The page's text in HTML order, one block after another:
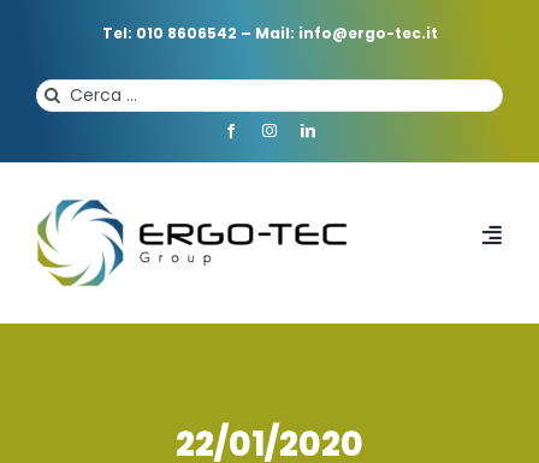
Tel: 010 8606542 – Mail: info@ergo-tec.it
Cerca
per:
HOME
22/01/2020